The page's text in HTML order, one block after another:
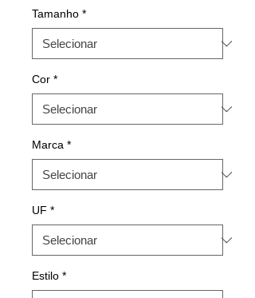
Tamanho *
Cor *
Marca *
UF *
Estilo *